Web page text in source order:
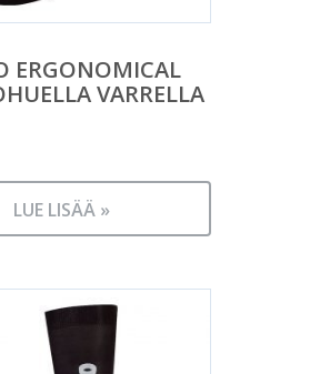
ERGONOMICAL
VARRELLA
LUE LISÄÄ »